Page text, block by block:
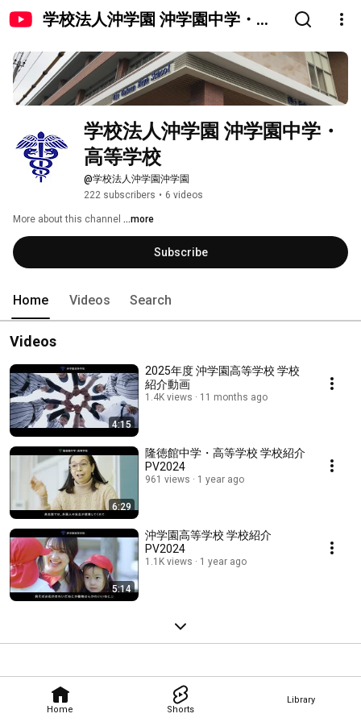
学校法人沖学園 沖学園中学・高
Home Shorts
Library
学校法人沖学園 沖学園中学・
高等学校
@学校法人沖学園沖学園
222 subscribers • 6 videos
More about this channel ...more
Subscribe
Home Videos Search
Videos
4:15
2025年度 沖学園高等学校 学校
紹介動画
1.4K views 11 months ago
6:29
隆徳館中学・高等学校 学校紹介
PV2024
961 views 1 year ago
5:14
沖学園高等学校 学校紹介
PV2024
1.1K views 1 year ago